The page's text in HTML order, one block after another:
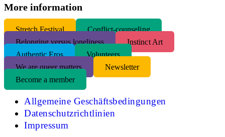
More information
Stretch Festival
Conflict-counseling
Belonging versus loneliness
Instinct Art
Authentic Eros
Volunteers
We are queer matters
Newsletter
Become a member
Allgemeine Geschäftsbedingungen
Datenschutzrichtlinien
Impressum